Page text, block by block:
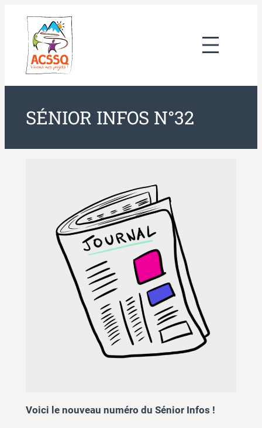
contenu
SÉNIOR INFOS N°32
Voici le nouveau numéro du Sénior Infos !